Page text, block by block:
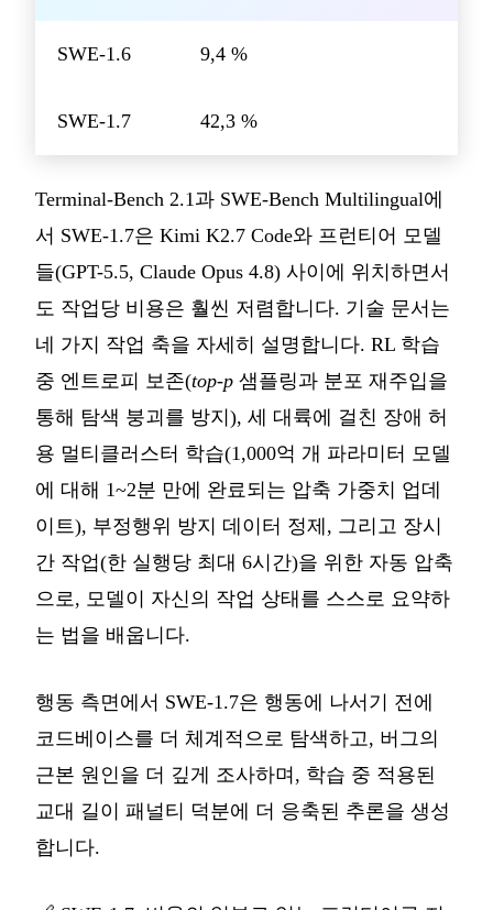
SWE-1.6 9,4 %
SWE-1.7 42,3 %
Terminal-Bench 2.1과 SWE-Bench Multilingual에
서 SWE-1.7은 Kimi K2.7 Code와 프런티어 모델
들(GPT-5.5, Claude Opus 4.8) 사이에 위치하면서
도 작업당 비용은 훨씬 저렴합니다. 기술 문서는
네 가지 작업 축을 자세히 설명합니다. RL 학습
중 엔트로피 보존(top-p 샘플링과 분포 재주입을
통해 탐색 붕괴를 방지), 세 대륙에 걸친 장애 허
용 멀티클러스터 학습(1,000억 개 파라미터 모델
에 대해 1~2분 만에 완료되는 압축 가중치 업데
이트), 부정행위 방지 데이터 정제, 그리고 장시
간 작업(한 실행당 최대 6시간)을 위한 자동 압축
으로, 모델이 자신의 작업 상태를 스스로 요약하
는 법을 배웁니다.
행동 측면에서 SWE-1.7은 행동에 나서기 전에
코드베이스를 더 체계적으로 탐색하고, 버그의
근본 원인을 더 깊게 조사하며, 학습 중 적용된
교대 길이 패널티 덕분에 더 응축된 추론을 생성
합니다.